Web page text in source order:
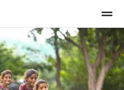
met kinderen Gezinsgerichte
Agenda E-mail